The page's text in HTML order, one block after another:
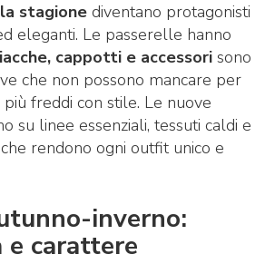
stagione diventano protagonisti
eleganti. Le passerelle hanno
cappotti e accessori sono
che non possono mancare per
freddi con stile. Le nuove
su linee essenziali, tessuti caldi e
rendono ogni outfit unico e
inverno:
carattere